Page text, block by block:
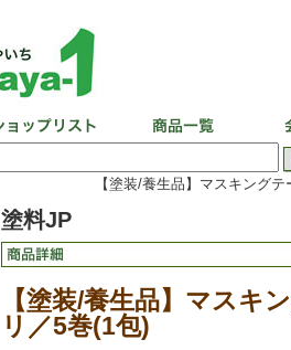
【塗装/養生品】マスキング
塗料JP
【塗装/養生品】マス
リ／5巻(1包)